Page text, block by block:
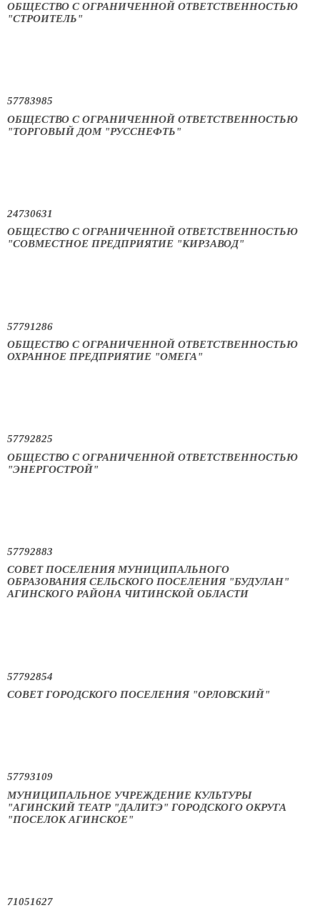
ОБЩЕСТВО С ОГРАНИЧЕННОЙ ОТВЕТСТВЕННОСТЬЮ
"СТРОИТЕЛЬ"
57783985
ОБЩЕСТВО С ОГРАНИЧЕННОЙ ОТВЕТСТВЕННОСТЬЮ
"ТОРГОВЫЙ ДОМ "РУССНЕФТЬ"
24730631
ОБЩЕСТВО С ОГРАНИЧЕННОЙ ОТВЕТСТВЕННОСТЬЮ
"СОВМЕСТНОЕ ПРЕДПРИЯТИЕ "КИРЗАВОД"
57791286
ОБЩЕСТВО С ОГРАНИЧЕННОЙ ОТВЕТСТВЕННОСТЬЮ
ОХРАННОЕ ПРЕДПРИЯТИЕ "ОМЕГА"
57792825
ОБЩЕСТВО С ОГРАНИЧЕННОЙ ОТВЕТСТВЕННОСТЬЮ
"ЭНЕРГОСТРОЙ"
57792883
СОВЕТ ПОСЕЛЕНИЯ МУНИЦИПАЛЬНОГО
ОБРАЗОВАНИЯ СЕЛЬСКОГО ПОСЕЛЕНИЯ "БУДУЛАН"
АГИНСКОГО РАЙОНА ЧИТИНСКОЙ ОБЛАСТИ
57792854
СОВЕТ ГОРОДСКОГО ПОСЕЛЕНИЯ "ОРЛОВСКИЙ"
57793109
МУНИЦИПАЛЬНОЕ УЧРЕЖДЕНИЕ КУЛЬТУРЫ
"АГИНСКИЙ ТЕАТР "ДАЛИТЭ" ГОРОДСКОГО ОКРУГА
"ПОСЕЛОК АГИНСКОЕ"
71051627